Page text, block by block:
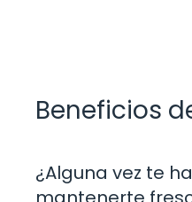
Beneficios
¿Alguna vez te